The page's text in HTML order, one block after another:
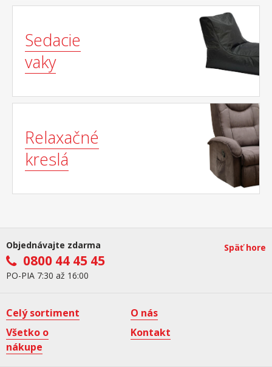
Sedacie
vaky
Relaxačné
kreslá
Objednávajte zdarma
0800 44 45 45
PO-PIA 7:30 až 16:00
Späť hore
Celý sortiment
O nás
Všetko o
nákupe
Kontakt